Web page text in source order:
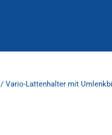
/ Vario-Lattenhalter mit